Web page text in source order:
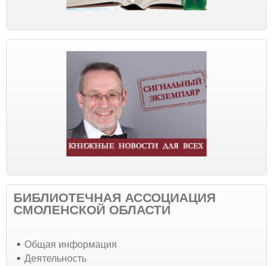
БИБЛИОТЕЧНАЯ АССОЦИАЦИЯ
СМОЛЕНСКОЙ ОБЛАСТИ
Общая информация
Деятельность